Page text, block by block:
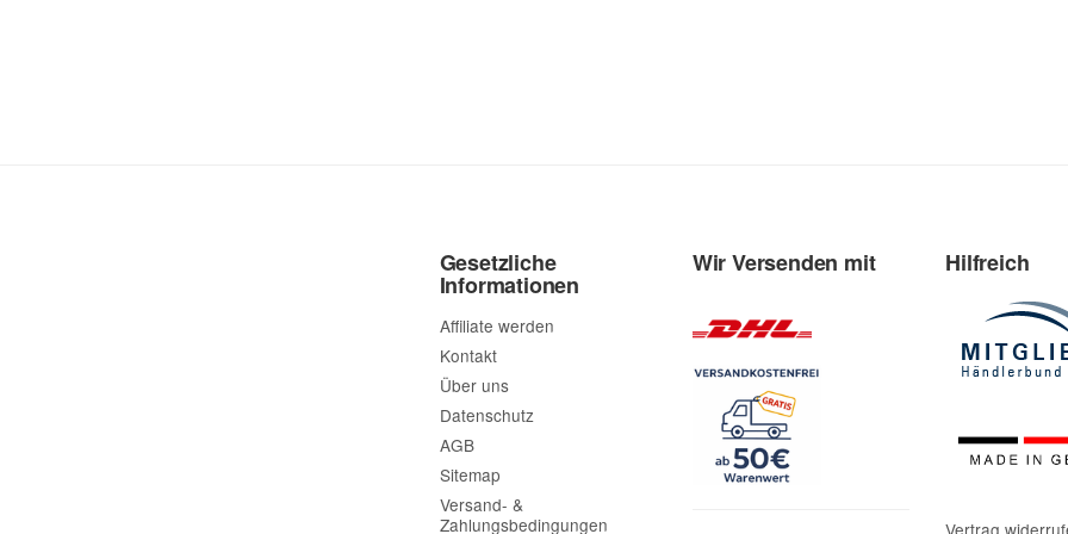
Gesetzliche
Informationen
Affiliate werden
Kontakt
Über uns
Datenschutz
AGB
Sitemap
Versand- &
Zahlungsbedingungen
Wir Versenden mit Hilfreich
Vertrag